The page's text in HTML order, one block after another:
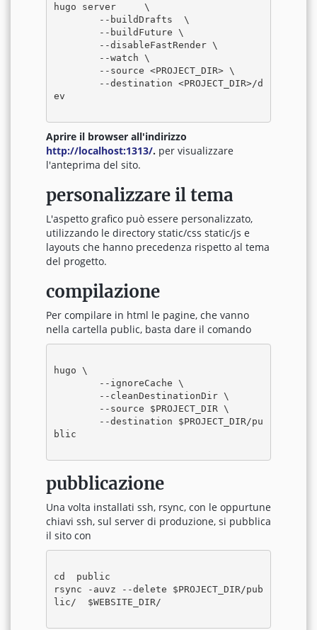
hugo server  	\
ev
Aprire il browser all'indirizzo
http://localhost:1313/. per visualizzare
l'anteprima del sito.
personalizzare il tema
L'aspetto grafico può essere personalizzato,
utilizzando le directory static/css static/js e
layouts che hanno precedenza rispetto al tema
del progetto.
compilazione
Per compilare in html le pagine, che vanno
nella cartella public, basta dare il comando
hugo \
blic
pubblicazione
Una volta installati ssh, rsync, con le oppurtune
chiavi ssh, sul server di produzione, si pubblica
il sito con
cd  public
rsync -auvz --delete $PROJECT_DIR/pub
lic/  $WEBSITE_DIR/